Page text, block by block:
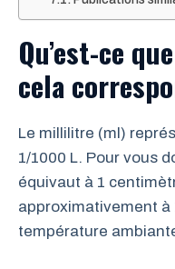
Qu’est-ce
cela
Le millilitre (ml)
1/1000 L. Pour vous
équivaut à 1
approximativement à
température